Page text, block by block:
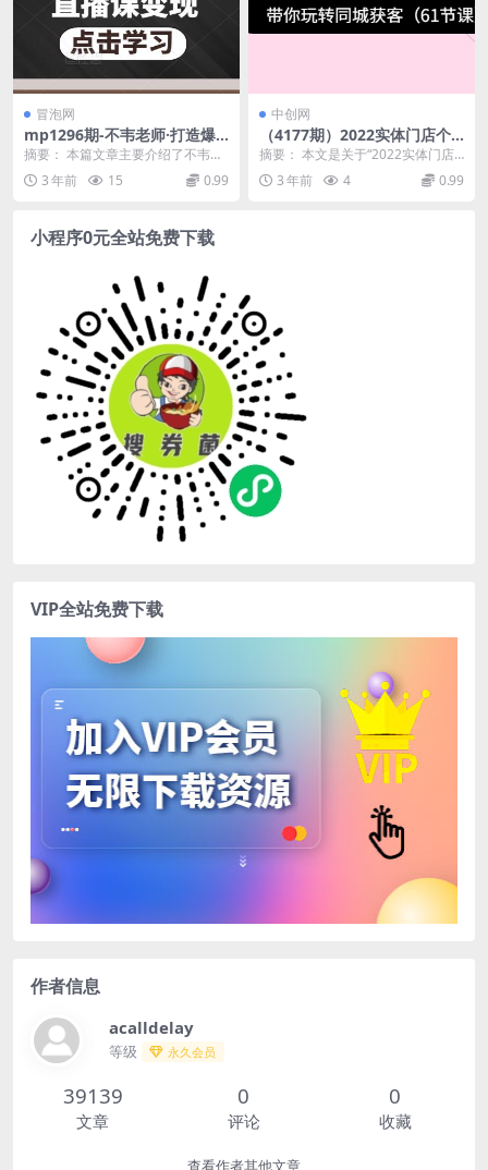
冒泡网
mp1296期-不韦老师·打造爆
款内容让短视频快速变现，抖
音短视频IP打造及直播课变现
(不韦老师抖音短视频IP打造及
货技巧)
摘要： 本篇文章主要介绍了不韦老
师的抖音短视频IP打造及直播课变
现课程。该课程分...
3 年前 15 0.99
中创网
（4177期）2022实体门店个
人流量IP打造课：带你玩转同
城获客（61节课）(“全面掌握
抖音运营从基础到专业，助力
摘要： 本文是关于“2022实体门店
个人流量IP打造课”的详细介绍，课
程总共包含...
3 年前 4 0.99
小程序0元全站免费下载
VIP全站免费下载
作者信息
acalldelay
等级 永久会员
39139
文章
0
评论
0
收藏
查看作者其他文章